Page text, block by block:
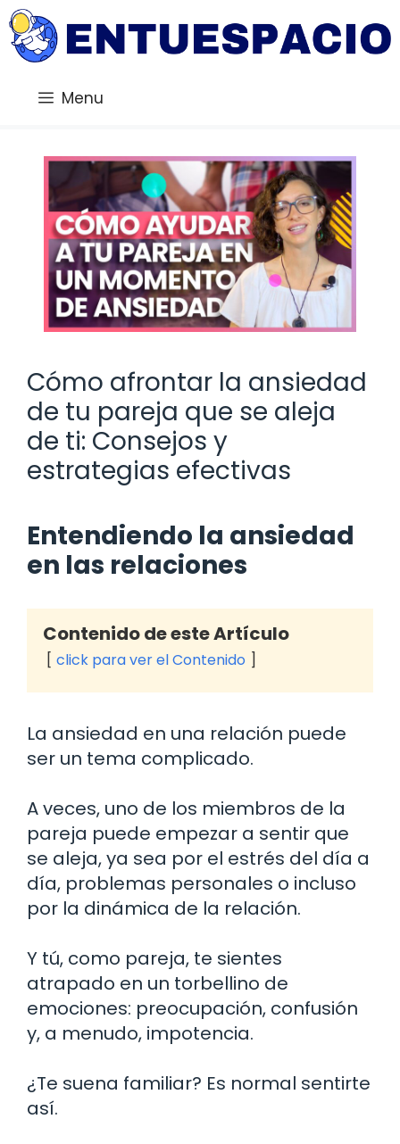
Saltar
al
contenido
Menu
Cómo afrontar la ansiedad
de tu pareja que se aleja
de ti: Consejos y
estrategias efectivas
Entendiendo la ansiedad
en las relaciones
Contenido de este Artículo
click para ver el Contenido
La ansiedad en una relación puede
ser un tema complicado.
A veces, uno de los miembros de la
pareja puede empezar a sentir que
se aleja, ya sea por el estrés del día a
día, problemas personales o incluso
por la dinámica de la relación.
Y tú, como pareja, te sientes
atrapado en un torbellino de
emociones: preocupación, confusión
y, a menudo, impotencia.
¿Te suena familiar? Es normal sentirte
así.